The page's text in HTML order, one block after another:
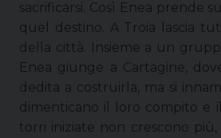
sacrificarsi. Così Enea prende
quel destino. A Troia lascia
della città. Insieme a un
Enea giunge a Cartagine,
dedita a costruirla, ma si
dimenticano il loro compito e
torri iniziate non crescono